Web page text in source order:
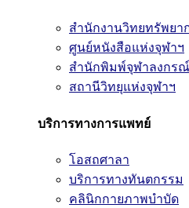
สำนักงานวิทยทรัพยา
ศูนย์หนังสือแห่งจุฬาฯ
สำนักพิมพ์จุฬาลงกร
สถานีวิทยุแห่งจุฬาฯ
บริการทางการแพทย์
โอสถศาลา
บริการทางทันตกรรม
คลินิกกายภาพบำบัด